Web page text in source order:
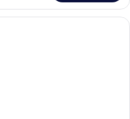
Un bâtiment traditionnel en bois,